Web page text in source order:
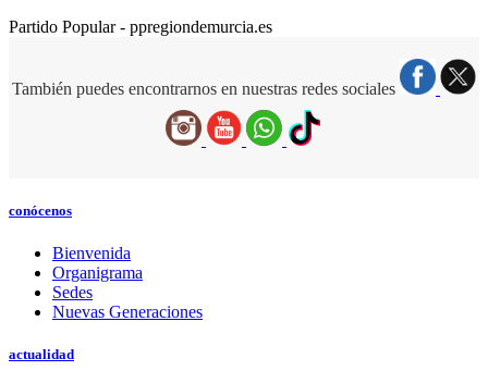
Partido Popular - ppregiondemurcia.es
También puedes encontrarnos en nuestras redes sociales
conócenos
Bienvenida
Organigrama
Sedes
Nuevas Generaciones
actualidad